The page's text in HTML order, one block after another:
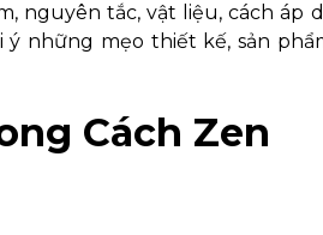
nguyên tắc, vật liệu, cách áp
những mẹo thiết kế, sản
Cách Zen